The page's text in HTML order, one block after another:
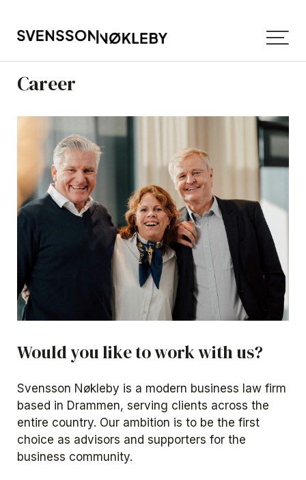
Career
Would you like to work with us?
Svensson Nøkleby is a modern business law firm
based in Drammen, serving clients across the
entire country. Our ambition is to be the first
choice as advisors and supporters for the
business community.